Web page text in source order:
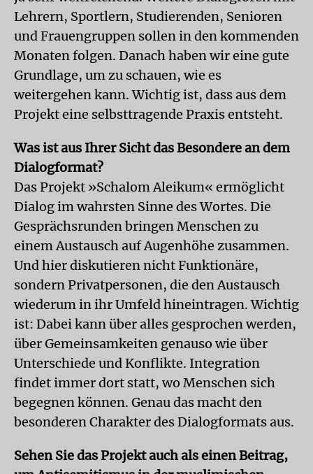
Lehrern, Sportlern, Studierenden, Senioren
und Frauengruppen sollen in den kommenden
Monaten folgen. Danach haben wir eine gute
Grundlage, um zu schauen, wie es
weitergehen kann. Wichtig ist, dass aus dem
Projekt eine selbsttragende Praxis entsteht.
Was ist aus Ihrer Sicht das Besondere an dem
Dialogformat?
Das Projekt »Schalom Aleikum« ermöglicht
Dialog im wahrsten Sinne des Wortes. Die
Gesprächsrunden bringen Menschen zu
einem Austausch auf Augenhöhe zusammen.
Und hier diskutieren nicht Funktionäre,
sondern Privatpersonen, die den Austausch
wiederum in ihr Umfeld hineintragen. Wichtig
ist: Dabei kann über alles gesprochen werden,
über Gemeinsamkeiten genauso wie über
Unterschiede und Konflikte. Integration
findet immer dort statt, wo Menschen sich
begegnen können. Genau das macht den
besonderen Charakter des Dialogformats aus.
Sehen Sie das Projekt auch als einen Beitrag,